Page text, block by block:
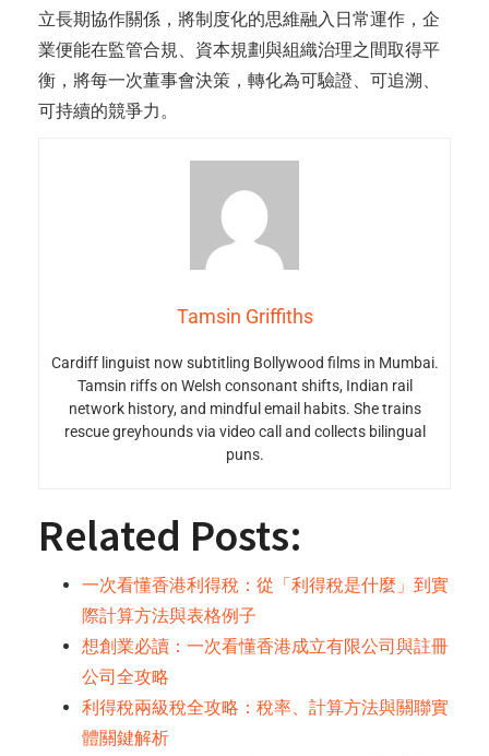
立長期協作關係，將制度化的思維融入日常運作，企
業便能在監管合規、資本規劃與組織治理之間取得平
衡，將每一次董事會決策，轉化為可驗證、可追溯、
可持續的競爭力。
Tamsin Griffiths
Cardiff linguist now subtitling Bollywood films in Mumbai.
Tamsin riffs on Welsh consonant shifts, Indian rail
network history, and mindful email habits. She trains
rescue greyhounds via video call and collects bilingual
puns.
Related Posts:
一次看懂香港利得稅：從「利得稅是什麼」到實
際計算方法與表格例子
想創業必讀：一次看懂香港成立有限公司與註冊
公司全攻略
利得稅兩級稅全攻略：稅率、計算方法與關聯實
體關鍵解析